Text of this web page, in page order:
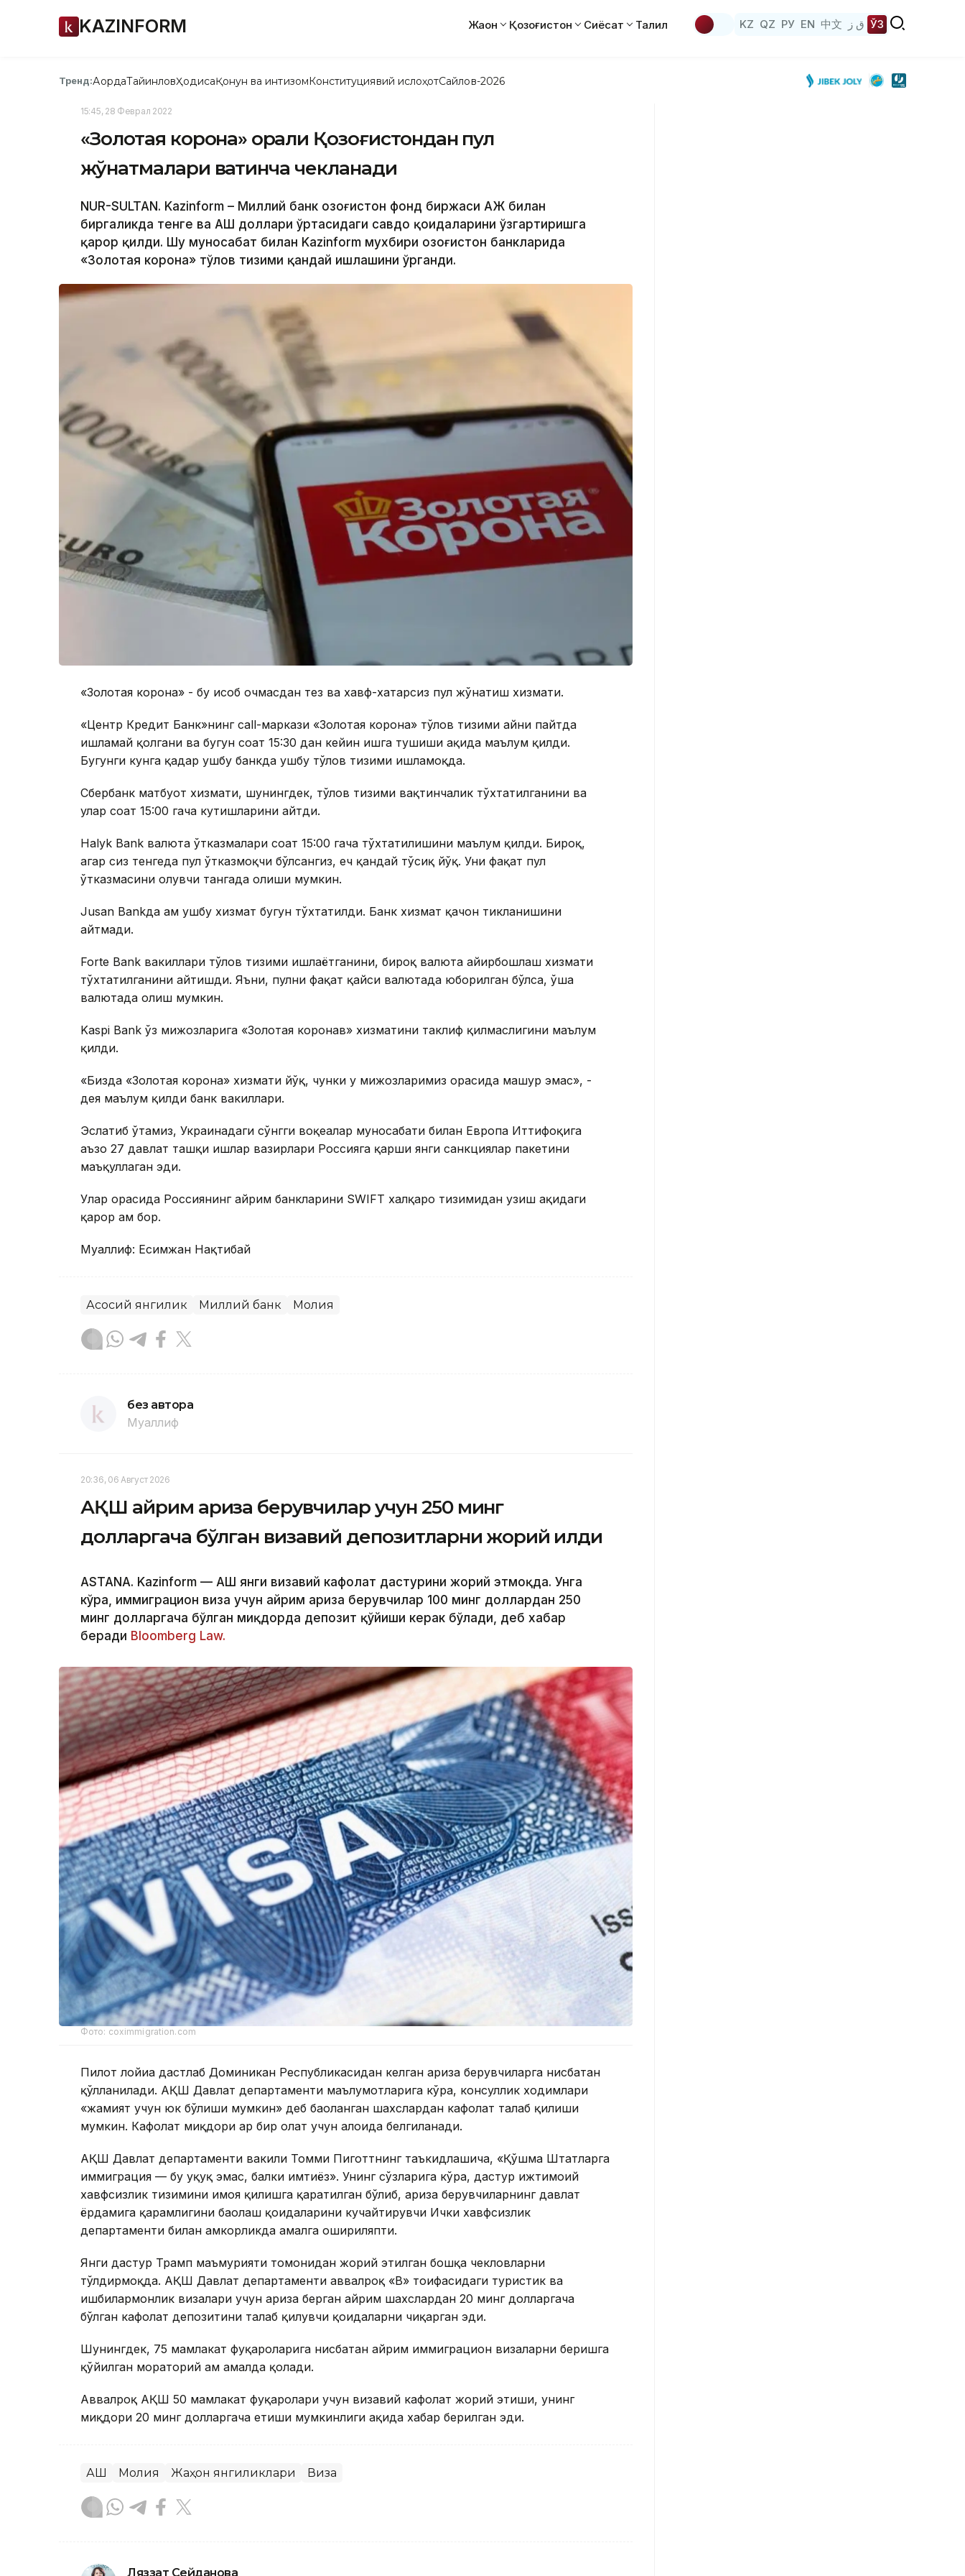
KAZINFORM Жаҳон Қозоғистон Сиёсат Таҳлил KZ QZ РУ EN 中文 ق ز ЎЗ
Тренд:АқордаТайинловҲодисаҚонун ва интизомКонституциявий ислоҳотСайлов-2026
15:45, 28 Феврал 2022
«Золотая корона» орқали Қозоғистондан пул
жўнатмалари вақтинча чекланади
NUR-SULTAN. Kazinform – Миллий банк Қозоғистон фонд биржаси АЖ билан
биргаликда тенге ва АҚШ доллари ўртасидаги савдо қоидаларини ўзгартиришга
қарор қилди. Шу муносабат билан Kazinform мухбири Қозоғистон банкларида
«Золотая корона» тўлов тизими қандай ишлашини ўрганди.
«Золотая корона» - бу ҳисоб очмасдан тез ва хавф-хатарсиз пул жўнатиш хизмати.
«Центр Кредит Банк»нинг call-маркази «Золотая корона» тўлов тизими айни пайтда
ишламай қолгани ва бугун соат 15:30 дан кейин ишга тушиши ҳақида маълум қилди.
Бугунги кунга қадар ушбу банкда ушбу тўлов тизими ишламоқда.
Сбербанк матбуот хизмати, шунингдек, тўлов тизими вақтинчалик тўхтатилганини ва
улар соат 15:00 гача кутишларини айтди.
Halyk Bank валюта ўтказмалари соат 15:00 гача тўхтатилишини маълум қилди. Бироқ,
агар сиз тенгеда пул ўтказмоқчи бўлсангиз, ҳеч қандай тўсиқ йўқ. Уни фақат пул
ўтказмасини олувчи тангада олиши мумкин.
Jusan Bankда ҳам ушбу хизмат бугун тўхтатилди. Банк хизмат қачон тикланишини
айтмади.
Forte Bank вакиллари тўлов тизими ишлаётганини, бироқ валюта айирбошлаш хизмати
тўхтатилганини айтишди. Яъни, пулни фақат қайси валютада юборилган бўлса, ўша
валютада олиш мумкин.
Kaspi Bank ўз мижозларига «Золотая коронав» хизматини таклиф қилмаслигини маълум
қилди.
«Бизда «Золотая корона» хизмати йўқ, чунки у мижозларимиз орасида машҳур эмас», -
дея маълум қилди банк вакиллари.
Эслатиб ўтамиз, Украинадаги сўнгги воқеалар муносабати билан Европа Иттифоқига
аъзо 27 давлат ташқи ишлар вазирлари Россияга қарши янги санкциялар пакетини
маъқуллаган эди.
Улар орасида Россиянинг айрим банкларини SWIFT халқаро тизимидан узиш ҳақидаги
қарор ҳам бор.
Муаллиф: Есимжан Нақтибай
Асосий янгилик Миллий банк Молия
без автора
Муаллиф
20:36, 06 Август 2026
АҚШ айрим ариза берувчилар учун 250 минг
долларгача бўлган визавий депозитларни жорий қилди
ASTANA. Kazinform — АҚШ янги визавий кафолат дастурини жорий этмоқда. Унга
кўра, иммиграцион виза учун айрим ариза берувчилар 100 минг доллардан 250
минг долларгача бўлган миқдорда депозит қўйиши керак бўлади, деб хабар
беради Bloomberg Law.
Фото: coximmigration.com
Пилот лойиҳа дастлаб Доминикан Республикасидан келган ариза берувчиларга нисбатан
қўлланилади. АҚШ Давлат департаменти маълумотларига кўра, консуллик ходимлари
«жамият учун юк бўлиши мумкин» деб баҳоланган шахслардан кафолат талаб қилиши
мумкин. Кафолат миқдори ҳар бир ҳолат учун алоҳида белгиланади.
АҚШ Давлат департаменти вакили Томми Пиготтнинг таъкидлашича, «Қўшма Штатларга
иммиграция — бу ҳуқуқ эмас, балки имтиёз». Унинг сўзларига кўра, дастур ижтимоий
хавфсизлик тизимини ҳимоя қилишга қаратилган бўлиб, ариза берувчиларнинг давлат
ёрдамига қарамлигини баҳолаш қоидаларини кучайтирувчи Ички хавфсизлик
департаменти билан ҳамкорликда амалга ошириляпти.
Янги дастур Трамп маъмурияти томонидан жорий этилган бошқа чекловларни
тўлдирмоқда. АҚШ Давлат департаменти аввалроқ «B» тоифасидаги туристик ва
ишбилармонлик визалари учун ариза берган айрим шахслардан 20 минг долларгача
бўлган кафолат депозитини талаб қилувчи қоидаларни чиқарган эди.
Шунингдек, 75 мамлакат фуқароларига нисбатан айрим иммиграцион визаларни беришга
қўйилган мораторий ҳам амалда қолади.
Аввалроқ АҚШ 50 мамлакат фуқаролари учун визавий кафолат жорий этиши, унинг
миқдори 20 минг долларгача етиши мумкинлиги ҳақида хабар берилган эди.
АҚШ Молия Жаҳон янгиликлари Виза
Ляззат Сейданова